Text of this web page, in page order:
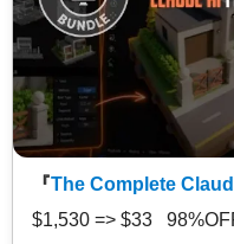
『The Complete
$1,530 => $33